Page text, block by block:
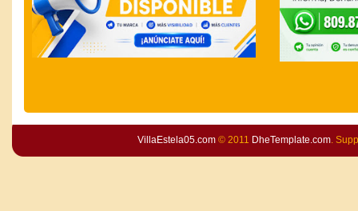
VillaEstela05.com© 2011 DheTemplate.com.